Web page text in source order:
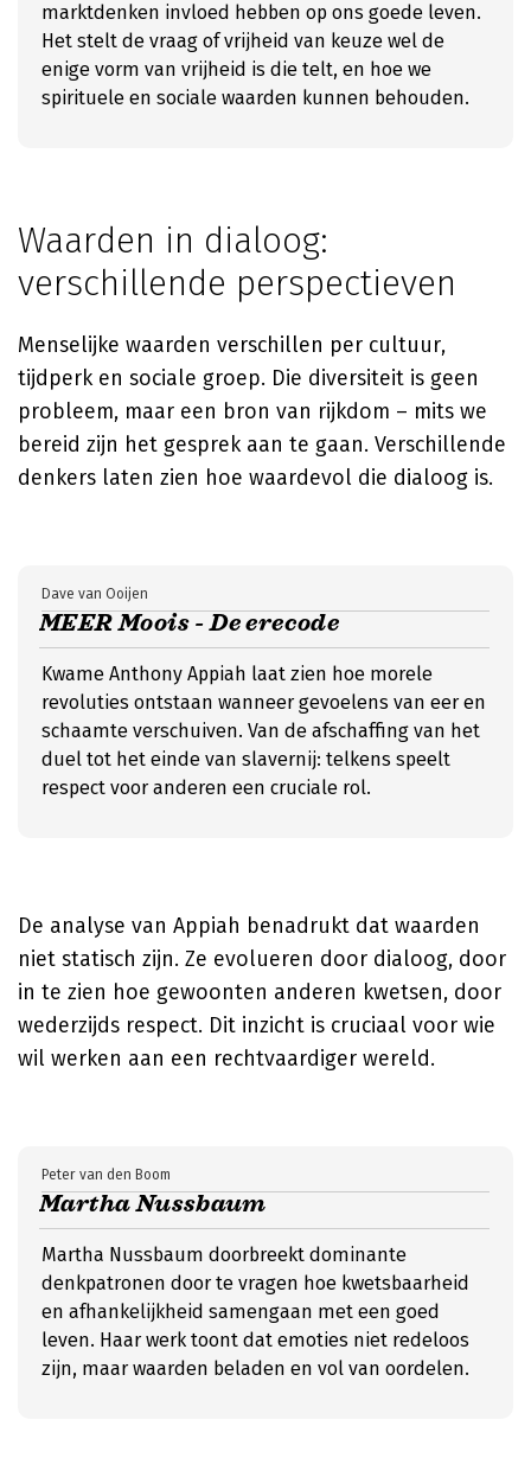
marktdenken invloed hebben op ons goede leven.
Het stelt de vraag of vrijheid van keuze wel de
enige vorm van vrijheid is die telt, en hoe we
spirituele en sociale waarden kunnen behouden.
Waarden in dialoog:
verschillende perspectieven
Menselijke waarden verschillen per cultuur,
tijdperk en sociale groep. Die diversiteit is geen
probleem, maar een bron van rijkdom – mits we
bereid zijn het gesprek aan te gaan. Verschillende
denkers laten zien hoe waardevol die dialoog is.
MEER Moois - De erecode
Dave van Ooijen
Kwame Anthony Appiah laat zien hoe morele
revoluties ontstaan wanneer gevoelens van eer en
schaamte verschuiven. Van de afschaffing van het
duel tot het einde van slavernij: telkens speelt
respect voor anderen een cruciale rol.
De analyse van Appiah benadrukt dat waarden
niet statisch zijn. Ze evolueren door dialoog, door
in te zien hoe gewoonten anderen kwetsen, door
wederzijds respect. Dit inzicht is cruciaal voor wie
wil werken aan een rechtvaardiger wereld.
Martha Nussbaum
Peter van den Boom
Martha Nussbaum doorbreekt dominante
denkpatronen door te vragen hoe kwetsbaarheid
en afhankelijkheid samengaan met een goed
leven. Haar werk toont dat emoties niet redeloos
zijn, maar waarden beladen en vol van oordelen.